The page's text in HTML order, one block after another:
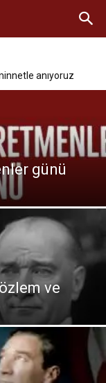
anıyoruz
günü
ve